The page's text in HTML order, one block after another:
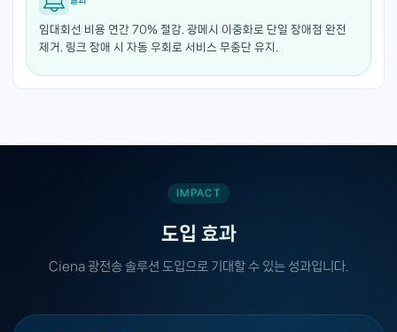
임대회선 비용 연간 70% 절감. 광메시 이중화로 단일 장애점 완전
제거. 링크 장애 시 자동 우회로 서비스 무중단 유지.
IMPACT
도입 효과
Ciena 광전송 솔루션 도입으로 기대할 수 있는 성과입니다.